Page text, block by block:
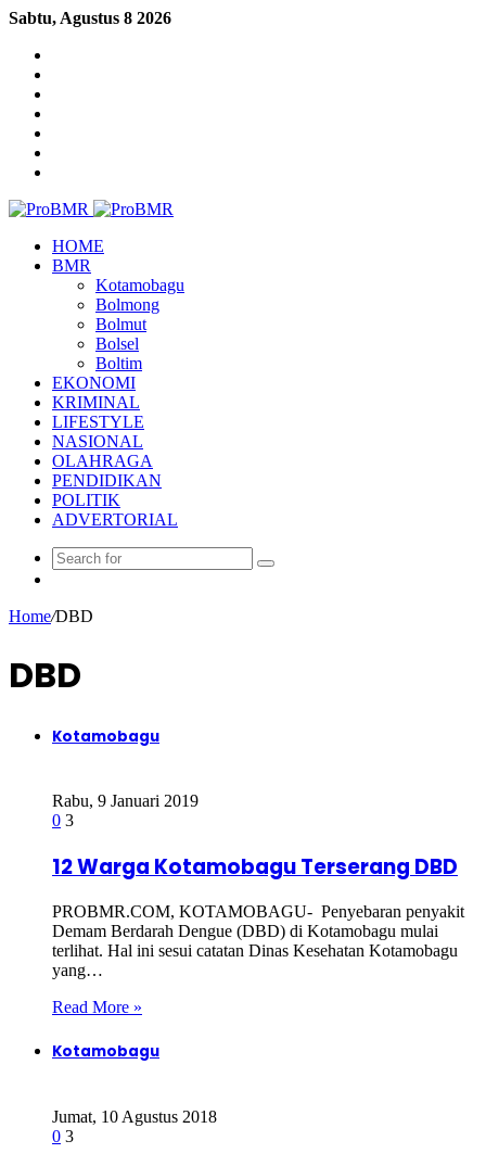
Sabtu, Agustus 8 2026
Menu
HOME
BMR
Kotamobagu
Bolmong
Bolmut
Bolsel
Boltim
EKONOMI
KRIMINAL
LIFESTYLE
NASIONAL
OLAHRAGA
PENDIDIKAN
POLITIK
ADVERTORIAL
Home/DBD
DBD
Kotamobagu
Rabu, 9 Januari 2019
0 3
12 Warga Kotamobagu Terserang DBD
PROBMR.COM, KOTAMOBAGU- Penyebaran penyakit
Demam Berdarah Dengue (DBD) di Kotamobagu mulai
terlihat. Hal ini sesui catatan Dinas Kesehatan Kotamobagu
yang…
Read More »
Kotamobagu
Jumat, 10 Agustus 2018
0 3